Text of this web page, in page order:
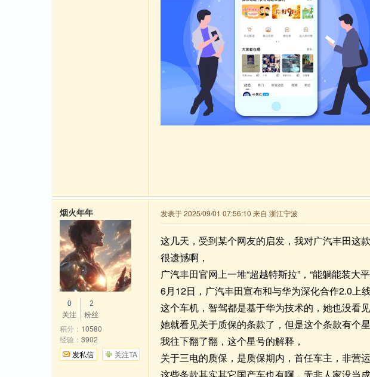
发表于 2025/09/01 07:56:10 来自 浙江宁波
这几天，受到某个网友的启发，我对广汽丰田这
很遗憾啊，
广汽丰田官网上一堆“超越特斯拉”，“能躺能装大
6月12日，广汽丰田宣布和与华为深化合作2.0上
这个车机，智驾都是基于华为技术的，她也没看见
她就看见关于质保的条款了，但是这个条款有个
我往下翻了翻，这个星号的解释，
关于三电的质保，是质保期内，首任车主，非营
烟火年年
0
关注
2
粉丝
积分： 10580
经验： 3902
发私信
关注TA